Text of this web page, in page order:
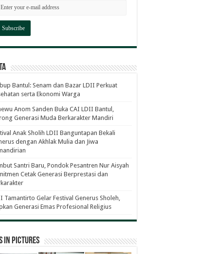
Bantul: Senam dan Bazar LDII Perkuat
serta Ekonomi Warga
Anom Sanden Buka CAI LDII Bantul,
Generasi Muda Berkarakter Mandiri
Anak Sholih LDII Banguntapan Bekali
dengan Akhlak Mulia dan Jiwa
Santri Baru, Pondok Pesantren Nur Aisyah
Cetak Generasi Berprestasi dan
Tamantirto Gelar Festival Generus Sholeh,
Generasi Emas Profesional Religius
in Pictures